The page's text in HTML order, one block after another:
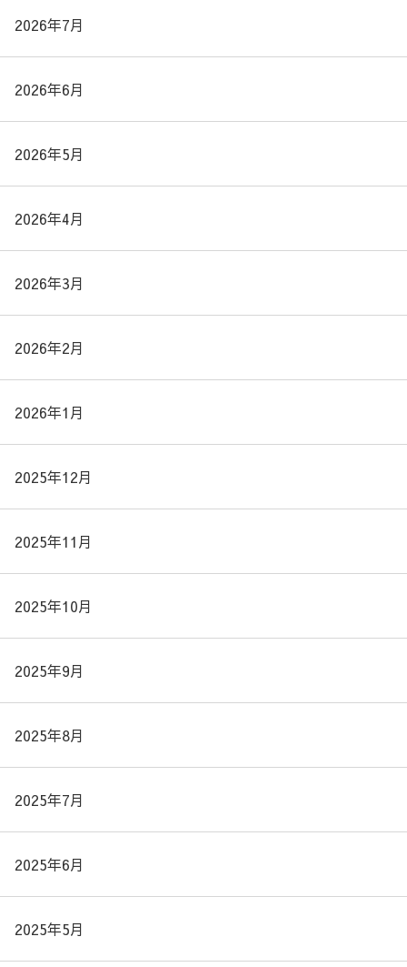
2026年7月
2026年6月
2026年5月
2026年4月
2026年3月
2026年2月
2026年1月
2025年12月
2025年11月
2025年10月
2025年9月
2025年8月
2025年7月
2025年6月
2025年5月